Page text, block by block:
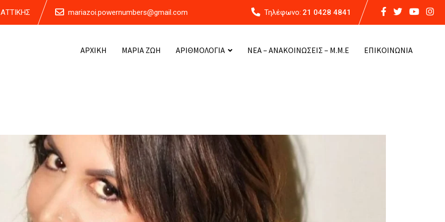
mariazoi.powernumbers@gmail.com Τηλέφωνο: 21 0428 4841
ΑΡΧΙΚΗ ΜΑΡΙΑ ΖΩΗ ΑΡΙΘΜΟΛΟΓΙΑ ΝΕΑ – ΑΝΑΚΟΙΝΩΣΕΙΣ – Μ.Μ.Ε ΕΠΙΚΟΙΝΩΝΙΑ